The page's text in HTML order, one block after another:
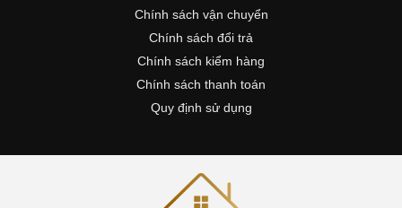
Chính sách vận chuyển
Chính sách đổi trả
Chính sách kiểm hàng
Chính sách thanh toán
Quy định sử dụng